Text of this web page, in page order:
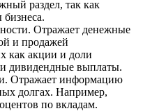
раздел, так как
бизнеса.
Отражает денежные
и продажей
как акции и доли
дивидендные выплаты.
Отражает информацию
долгах. Например,
по вкладам.